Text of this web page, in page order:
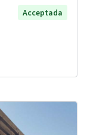
Acceptada